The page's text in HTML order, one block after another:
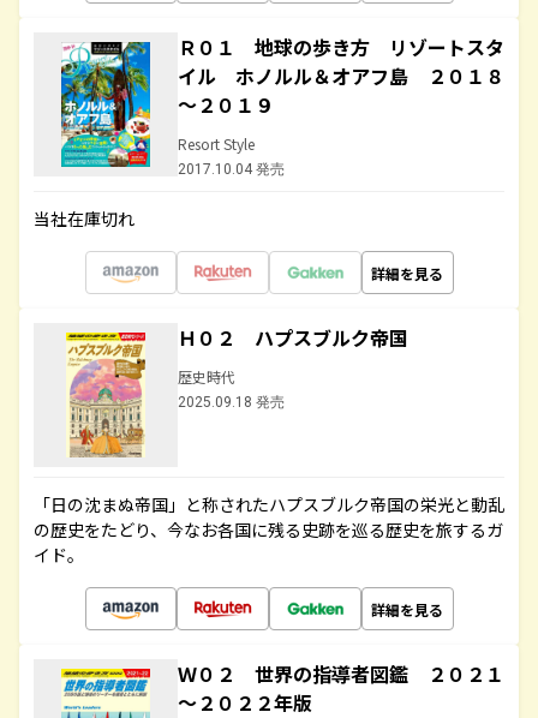
Ｒ０１ 地球の歩き方 リゾートスタ
イル ホノルル＆オアフ島 ２０１８
～２０１９
Resort Style
2017.10.04 発売
当社在庫切れ
詳細を見る
Ｈ０２ ハプスブルク帝国
歴史時代
2025.09.18 発売
「日の沈まぬ帝国」と称されたハプスブルク帝国の栄光と動乱
の歴史をたどり、今なお各国に残る史跡を巡る歴史を旅するガ
イド。
詳細を見る
Ｗ０２ 世界の指導者図鑑 ２０２１
～２０２２年版